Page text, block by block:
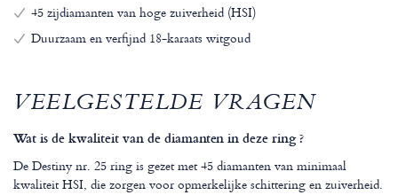
45 zijdiamanten van hoge zuiverheid (HSI)
Duurzaam en verfijnd 18-karaats witgoud
VEELGESTELDE VRAGEN
Wat is de kwaliteit van de diamanten in deze ring ?
De Destiny nr. 25 ring is gezet met 45 diamanten van minimaal
kwaliteit HSI, die zorgen voor opmerkelijke schittering en zuiverheid.